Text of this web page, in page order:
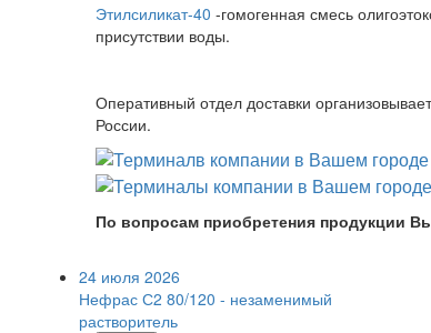
Этилсиликат-40 -гомогенная смесь
присутствии воды.
Оперативный отдел доставки
России.
По вопросам приобретения продукции
24 июля 2026
Нефрас С2 80/120 - незаменимый
растворитель